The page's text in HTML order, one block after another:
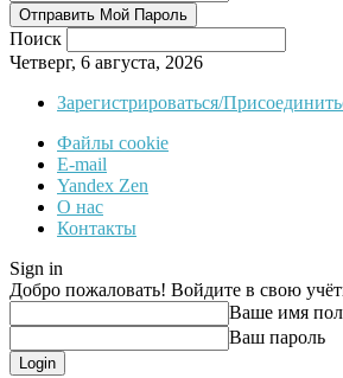
Поиск
Четверг, 6 августа, 2026
Зарегистрироваться/
Файлы cookie
E-mail
Yandex Zen
О нас
Контакты
Sign in
Добро пожаловать! Войдите в свою
Ваше имя
Ваш пароль